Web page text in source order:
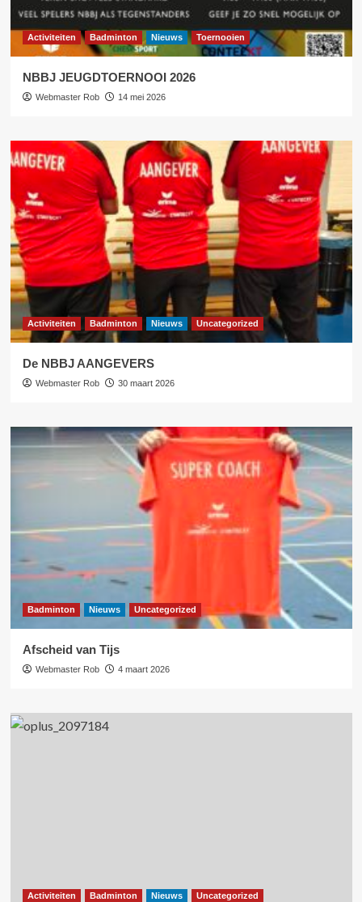
Activiteiten Badminton Nieuws Toernooien
NBBJ JEUGDTOERNOOI 2026
Webmaster Rob 14 mei 2026
Activiteiten Badminton Nieuws Uncategorized
De NBBJ AANGEVERS
Webmaster Rob 30 maart 2026
Badminton Nieuws Uncategorized
Afscheid van Tijs
Webmaster Rob 4 maart 2026
Activiteiten Badminton Nieuws Uncategorized